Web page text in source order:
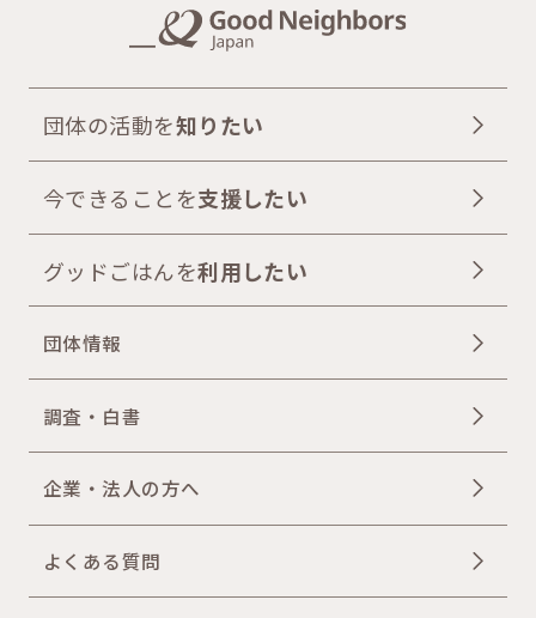
団体の活動を知りたい
今できることを支援したい
グッドごはんを利用したい
団体情報
調査・白書
企業・法人の方へ
よくある質問